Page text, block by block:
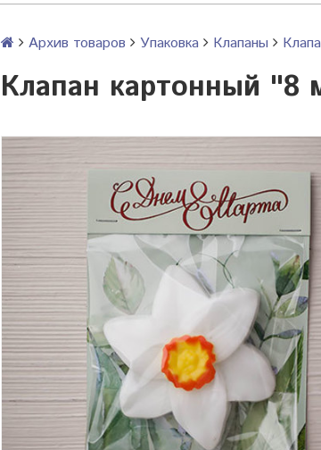
Архив товаров Упаковка Клапаны
Клапан картонный "8